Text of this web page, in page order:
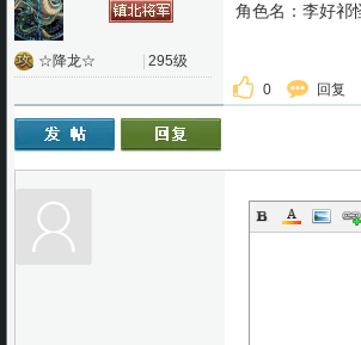
☆降龙☆ 295级
角色名：李好祁
0 回复